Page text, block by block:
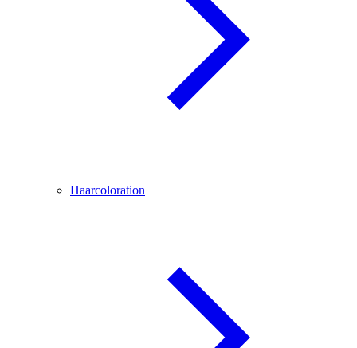
Haarcoloration